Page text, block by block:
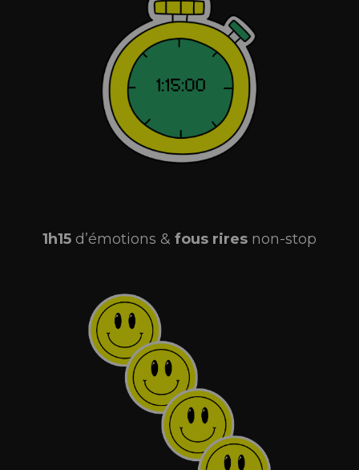
1h15 d’émotions & fous rires non-stop